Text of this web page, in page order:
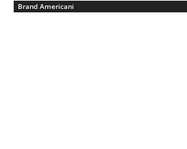
Brand Americani